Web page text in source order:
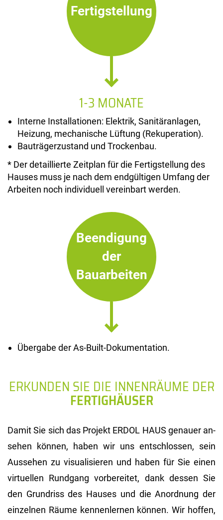
Fertigstellung
1-3 MONATE
Interne Installationen: Elektrik, Sanitäranlagen,
Heizung, mechanische Lüftung (Rekuperation).
Bauträgerzustand und Trockenbau.
* Der detaillierte Zeitplan für die Fertigstellung des
Hauses muss je nach dem endgültigen Umfang der
Arbeiten noch individuell vereinbart werden.
Beendigung
der
Bauarbeiten
Übergabe der As-Built-Dokumentation.
ERKUNDEN SIE DIE INNENRÄUME DER
FERTIGHÄUSER
Damit Sie sich das Pro­jekt ERDOL HAUS ge­nau­er an­
se­hen kön­nen, haben wir uns ent­schlos­sen, sein
Aus­se­hen zu vi­sua­li­sie­ren und haben für Sie einen
vir­tu­el­len Rund­gang vor­be­rei­tet, dank des­sen Sie
den Grund­riss des Hau­ses und die An­ord­nung der
ein­zel­nen Räume ken­nen­ler­nen kön­nen. Wir hof­fen,